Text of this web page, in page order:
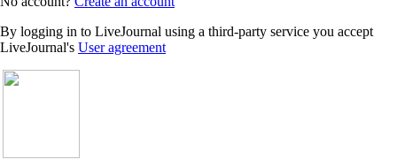
By logging in to LiveJournal using a third-party service you accept
LiveJournal's User agreement